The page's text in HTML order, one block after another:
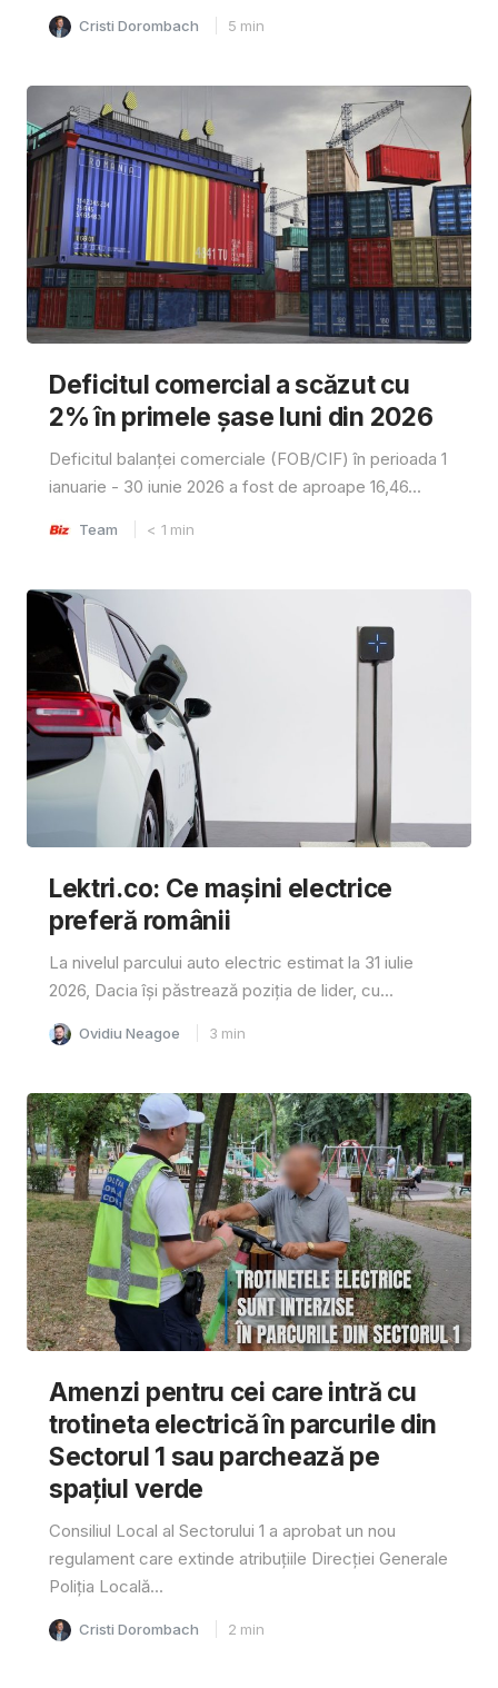
Cristi Dorombach 5 min
Deficitul comercial a scăzut cu
2% în primele șase luni din 2026
Deficitul balanței comerciale (FOB/CIF) în perioada 1
ianuarie - 30 iunie 2026 a fost de aproape 16,46...
Team < 1 min
Lektri.co: Ce mașini electrice
preferă românii
La nivelul parcului auto electric estimat la 31 iulie
2026, Dacia își păstrează poziția de lider, cu...
Ovidiu Neagoe 3 min
Amenzi pentru cei care intră cu
trotineta electrică în parcurile din
Sectorul 1 sau parchează pe
spațiul verde
Consiliul Local al Sectorului 1 a aprobat un nou
regulament care extinde atribuțiile Direcției Generale
Poliția Locală...
Cristi Dorombach 2 min